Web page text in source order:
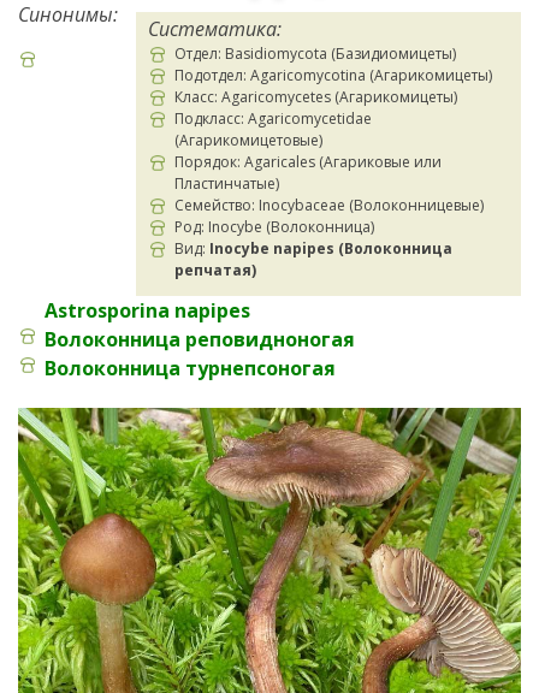
Систематика:
Отдел: Basidiomycota (Базидиомицеты)
Подотдел: Agaricomycotina (Агарикомицеты)
Класс: Agaricomycetes (Агарикомицеты)
Подкласс: Agaricomycetidae
(Агарикомицетовые)
Порядок: Agaricales (Агариковые или
Пластинчатые)
Семейство: Inocybaceae (Волоконницевые)
Род: Inocybe (Волоконница)
Вид: Inocybe napipes (Волоконница
репчатая)
Синонимы:
Astrosporina napipes
Волоконница реповидноногая
Волоконница турнепсоногая